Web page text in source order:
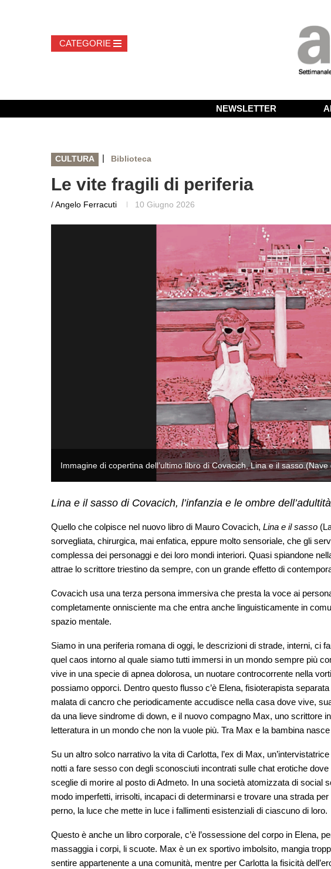
NEWSLETTER
CULTURA | Biblioteca
Le vite fragili di periferia
/ Angelo Ferracuti 10 Giugno 2026
Immagine di copertina dell’ultimo libro di Covacich, Lina e il sasso.(Nave
Lina e il sasso di Covacich, l’infanzia e le ombre dell’adultità
Quello che colpisce nel nuovo libro di Mauro Covacich, Lina e il sasso
sorvegliata, chirurgica, mai enfatica, eppure molto sensoriale, che gli
complessa dei personaggi e dei loro mondi interiori. Quasi spiandone
attrae lo scrittore triestino da sempre, con un grande effetto di
Covacich usa una terza persona immersiva che presta la voce ai
completamente onnisciente ma che entra anche linguisticamente in
spazio mentale.
Siamo in una periferia romana di oggi, le descrizioni di strade, interni, ci
quel caos intorno al quale siamo tutti immersi in un mondo sempre più
vive in una specie di apnea dolorosa, un nuotare controcorrente nella
possiamo opporci. Dentro questo flusso c’è Elena, fisioterapista
malata di cancro che periodicamente accudisce nella casa dove vive,
da una lieve sindrome di down, e il nuovo compagno Max, uno scrittore
letteratura in un mondo che non la vuole più. Tra Max e la bambina
Su un altro solco narrativo la vita di Carlotta, l’ex di Max,
notti a fare sesso con degli sconosciuti incontrati sulle chat erotiche
sceglie di morire al posto di Admeto. In una società atomizzata di social
modo imperfetti, irrisolti, incapaci di determinarsi e trovare una strada
perno, la luce che mette in luce i fallimenti esistenziali di ciascuno di loro.
Questo è anche un libro corporale, c’è l’ossessione del corpo in Elena,
massaggia i corpi, li scuote. Max è un ex sportivo imbolsito, mangia
sentire appartenente a una comunità, mentre per Carlotta la fisicità